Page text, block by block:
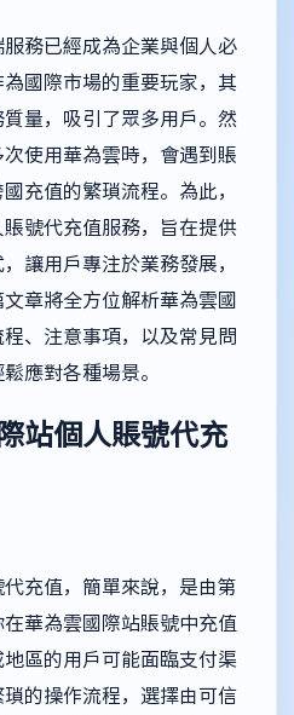
務已經成為企業與個人必
國際市場的重要玩家，其
量，吸引了眾多用戶。然
使用華為雲時，會遇到賬
充值的繁瑣流程。為此，
號代充值服務，旨在提供
讓用戶專注於業務發展，
章將全方位解析華為雲國
、注意事項，以及常見問
應對各種場景。
站個人賬號代充
充值，簡單來說，是由第
華為雲國際站賬號中充值
區的用戶可能面臨支付渠
的操作流程，選擇由可信